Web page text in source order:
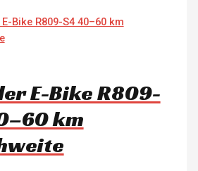
E-Bike R809-
km